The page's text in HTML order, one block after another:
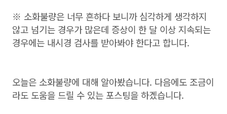
※ 소화불량은 너무 흔하다 보니까 심각하게 생각하지
않고 넘기는 경우가 많은데 증상이 한 달 이상 지속되는
경우에는 내시경 검사를 받아봐야 한다고 합니다.
오늘은 소화불량에 대해 알아봤습니다. 다음에도 조금이
라도 도움을 드릴 수 있는 포스팅을 하겠습니다.